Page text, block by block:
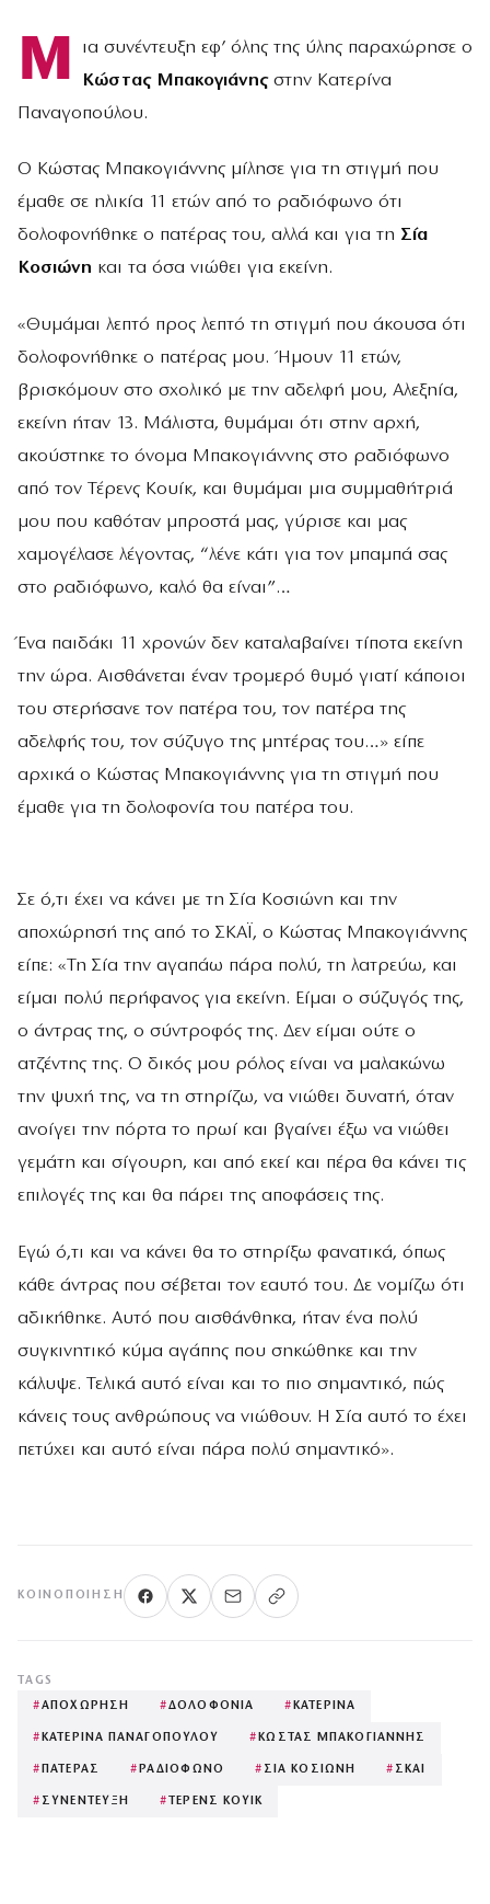
Μ
ια συνέντευξη εφ’ όλης της ύλης παραχώρησε ο
Κώστας Μπακογιάνηςστην Κατερίνα
Παναγοπούλου.
Ο Κώστας Μπακογιάννης μίλησε για τη στιγμή που
έμαθε σε ηλικία 11 ετών από το ραδιόφωνο ότι
δολοφονήθηκε ο πατέρας του, αλλά και για τη Σία
Κοσιώνη και τα όσα νιώθει για εκείνη.
«Θυμάμαι λεπτό προς λεπτό τη στιγμή που άκουσα ότι
δολοφονήθηκε ο πατέρας μου. Ήμουν 11 ετών,
βρισκόμουν στο σχολικό με την αδελφή μου, Αλεξηία,
εκείνη ήταν 13. Μάλιστα, θυμάμαι ότι στην αρχή,
ακούστηκε το όνομα Μπακογιάννης στο ραδιόφωνο
από τον Τέρενς Κουίκ, και θυμάμαι μια συμμαθήτριά
μου που καθόταν μπροστά μας, γύρισε και μας
χαμογέλασε λέγοντας, “λένε κάτι για τον μπαμπά σας
στο ραδιόφωνο, καλό θα είναι”…
Ένα παιδάκι 11 χρονών δεν καταλαβαίνει τίποτα εκείνη
την ώρα. Αισθάνεται έναν τρομερό θυμό γιατί κάποιοι
του στερήσανε τον πατέρα του, τον πατέρα της
αδελφής του, τον σύζυγο της μητέρας του…» είπε
αρχικά ο Κώστας Μπακογιάννης για τη στιγμή που
έμαθε για τη δολοφονία του πατέρα του.
Σε ό,τι έχει να κάνει με τη Σία Κοσιώνη και την
αποχώρησή της από το ΣΚΑΪ, ο Κώστας Μπακογιάννης
είπε: «Τη Σία την αγαπάω πάρα πολύ, τη λατρεύω, και
είμαι πολύ περήφανος για εκείνη. Είμαι ο σύζυγός της,
ο άντρας της, ο σύντροφός της. Δεν είμαι ούτε ο
ατζέντης της. Ο δικός μου ρόλος είναι να μαλακώνω
την ψυχή της, να τη στηρίζω, να νιώθει δυνατή, όταν
ανοίγει την πόρτα το πρωί και βγαίνει έξω να νιώθει
γεμάτη και σίγουρη, και από εκεί και πέρα θα κάνει τις
επιλογές της και θα πάρει της αποφάσεις της.
Εγώ ό,τι και να κάνει θα το στηρίξω φανατικά, όπως
κάθε άντρας που σέβεται τον εαυτό του. Δε νομίζω ότι
αδικήθηκε. Αυτό που αισθάνθηκα, ήταν ένα πολύ
συγκινητικό κύμα αγάπης που σηκώθηκε και την
κάλυψε. Τελικά αυτό είναι και το πιο σημαντικό, πώς
κάνεις τους ανθρώπους να νιώθουν. Η Σία αυτό το έχει
πετύχει και αυτό είναι πάρα πολύ σημαντικό».
ΚΟΙΝΟΠΟΊΗΣΗ
TAGS
#ΑΠΟΧΩΡΗΣΗ #ΔΟΛΟΦΟΝΙΑ # ΚΑΤΕΡΙΝΑ
# ΚΑΤΕΡΙΝΑ ΠΑΝΑΓΟΠΟΥΛΟΥ # ΚΩΣΤΑΣ ΜΠΑΚΟΓΙΑΝΝΗΣ
# ΠΑΤΕΡΑΣ # ΡΑΔΙΟΦΩΝΟ # ΣΙΑ ΚΟΣΙΩΝΗ # ΣΚΑΙ
# ΣΥΝΕΝΤΕΥΞΗ # ΤΕΡΕΝΣ ΚΟΥΙΚ